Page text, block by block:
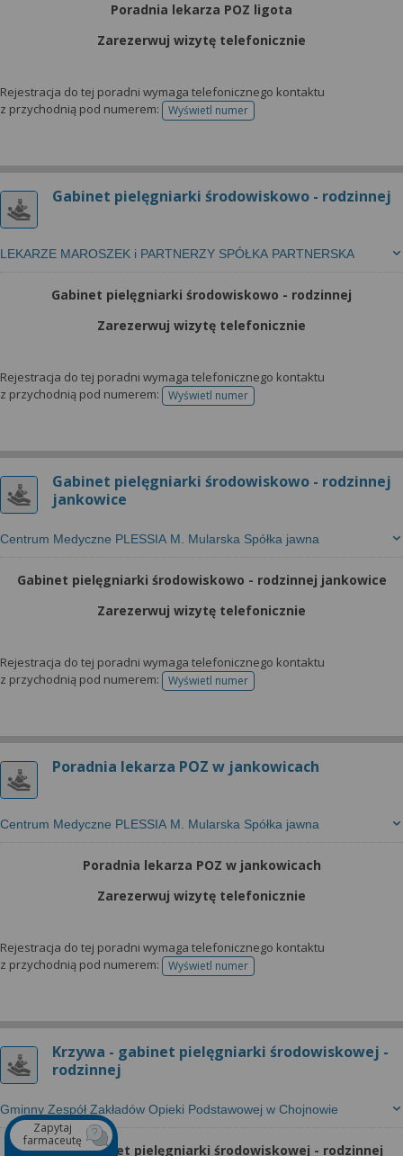
Poradnia lekarza POZ ligota
Zarezerwuj wizytę telefonicznie
Rejestracja do tej poradni wymaga telefonicznego kontaktu
z przychodnią pod numerem:
Wyświetl numertelefonu do rejestracji
Gabinet pielęgniarki środowiskowo - rodzinnej
LEKARZE MAROSZEK i PARTNERZY SPÓŁKA PARTNERSKA
Gabinet pielęgniarki środowiskowo - rodzinnej
Zarezerwuj wizytę telefonicznie
Rejestracja do tej poradni wymaga telefonicznego kontaktu
z przychodnią pod numerem:
Wyświetl numertelefonu do rejestracji
Gabinet pielęgniarki środowiskowo - rodzinnej
jankowice
Centrum Medyczne PLESSIA M. Mularska Spółka jawna
Gabinet pielęgniarki środowiskowo - rodzinnej jankowice
Zarezerwuj wizytę telefonicznie
Rejestracja do tej poradni wymaga telefonicznego kontaktu
z przychodnią pod numerem:
Wyświetl numertelefonu do rejestracji
Poradnia lekarza POZ w jankowicach
Centrum Medyczne PLESSIA M. Mularska Spółka jawna
Poradnia lekarza POZ w jankowicach
Zarezerwuj wizytę telefonicznie
Rejestracja do tej poradni wymaga telefonicznego kontaktu
z przychodnią pod numerem:
Wyświetl numertelefonu do rejestracji
Krzywa - gabinet pielęgniarki środowiskowej -
rodzinnej
Gminny Zespół Zakładów Opieki Podstawowej w Chojnowie
Krzywa - gabinet pielęgniarki środowiskowej - rodzinnej
Zapytaj
farmaceutę